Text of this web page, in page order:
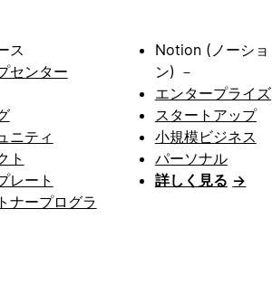
ス
センター
ニティ
ト
レート
ナープログラ
Notion (ノーショ
ン) －
エンタープライズ
スタートアップ
小規模ビジネス
パーソナル
詳しく見る →